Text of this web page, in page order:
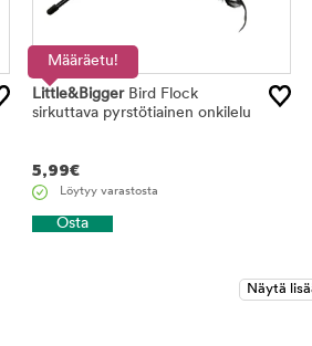
Määräetu!
Little&BiggerBird Flock
sirkuttava pyrstötiainen onkilelu
5,99€
Löytyy varastosta
Osta